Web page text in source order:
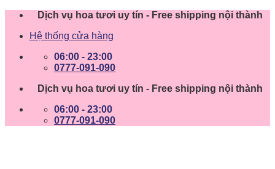
Skip
content
Dịch vụ hoa tươi uy tín - Free shipping nội thành
Hệ thống cửa hàng
06:00 - 23:00
0777-091-090
Dịch vụ hoa tươi uy tín - Free shipping nội thành
06:00 - 23:00
0777-091-090